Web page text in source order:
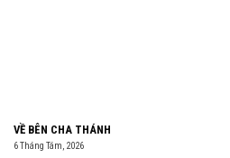
VỀ BÊN CHA THÁNH
6 Tháng Tám, 2026